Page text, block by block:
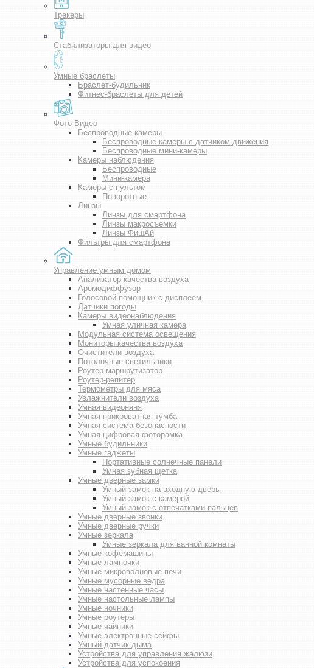
Трекеры
Стабилизаторы для видео
Умные браслеты
Браслет-будильник
Фитнес-браслеты для детей
Фото-Видео
Беспроводные камеры
Беспроводные камеры с датчиком движения
Беспроводные мини-камеры
Камеры наблюдения
Беспроводные
Мини-камера
Камеры с пультом
Поворотные
Линзы
Линзы для смартфона
Линзы макросъемки
Линзы ФишАй
Фильтры для смартфона
Управление умным домом
Анализатор качества воздуха
Аромодиффузор
Голосовой помощник с дисплеем
Датчики погоды
Камеры видеонаблюдения
Умная уличная камера
Модульная система освещения
Мониторы качества воздуха
Очистители воздуха
Потолочные светильники
Роутер-маршрутизатор
Роутер-репитер
Термометры для мяса
Увлажнители воздуха
Умная видеоняня
Умная прикроватная тумба
Умная система безопасности
Умная цифровая фоторамка
Умные будильники
Умные гаджеты
Портативные солнечные панели
Умная зубная щетка
Умные дверные замки
Умный замок на входную дверь
Умный замок с камерой
Умный замок с отпечатками пальцев
Умные дверные звонки
Умные дверные ручки
Умные зеркала
Умные зеркала для ванной комнаты
Умные кофемашины
Умные лампочки
Умные микроволновые печи
Умные мусорные ведра
Умные настенные часы
Умные настольные лампы
Умные ночники
Умные роутеры
Умные чайники
Умные электронные сейфы
Умный датчик дыма
Устройства для управления жалюзи
Устройства для успокоения